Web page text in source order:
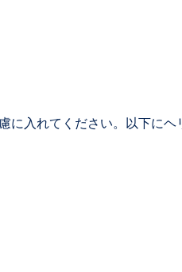
に入れてください。以下に